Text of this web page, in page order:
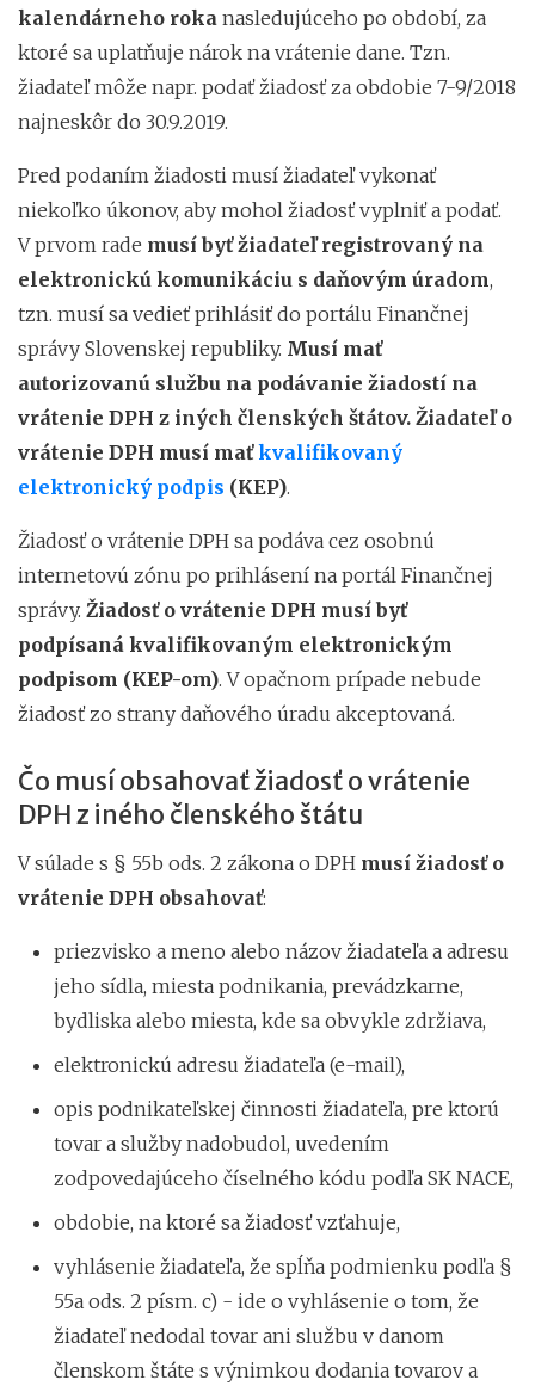
kalendárneho roka nasledujúceho po období, za
ktoré sa uplatňuje nárok na vrátenie dane. Tzn.
žiadateľ môže napr. podať žiadosť za obdobie 7-9/2018
najneskôr do 30.9.2019.
Pred podaním žiadosti musí žiadateľ vykonať
niekoľko úkonov, aby mohol žiadosť vyplniť a podať.
V prvom rade musí byť žiadateľ registrovaný na
elektronickú komunikáciu s daňovým úradom,
tzn. musí sa vedieť prihlásiť do portálu Finančnej
správy Slovenskej republiky. Musí mať
autorizovanú službu na podávanie žiadostí na
vrátenie DPH z iných členských štátov. Žiadateľ o
vrátenie DPH musí maťkvalifikovaný
elektronický podpis (KEP).
Žiadosť o vrátenie DPH sa podáva cez osobnú
internetovú zónu po prihlásení na portál Finančnej
správy. Žiadosť o vrátenie DPH musí byť
podpísaná kvalifikovaným elektronickým
podpisom (KEP-om). V opačnom prípade nebude
žiadosť zo strany daňového úradu akceptovaná.
Čo musí obsahovať žiadosť o vrátenie
DPH z iného členského štátu
V súlade s § 55b ods. 2 zákona o DPH musí žiadosť o
vrátenie DPH obsahovať:
priezvisko a meno alebo názov žiadateľa a adresu
jeho sídla, miesta podnikania, prevádzkarne,
bydliska alebo miesta, kde sa obvykle zdržiava,
elektronickú adresu žiadateľa (e-mail),
opis podnikateľskej činnosti žiadateľa, pre ktorú
tovar a služby nadobudol, uvedením
zodpovedajúceho číselného kódu podľa SK NACE,
obdobie, na ktoré sa žiadosť vzťahuje,
vyhlásenie žiadateľa, že spĺňa podmienku podľa §
55a ods. 2 písm. c) - ide o vyhlásenie o tom, že
žiadateľ nedodal tovar ani službu v danom
členskom štáte s výnimkou dodania tovarov a